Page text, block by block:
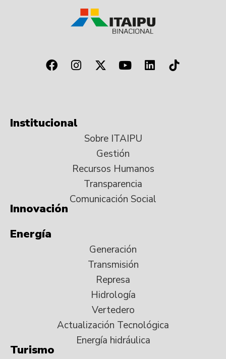
Institucional
Sobre ITAIPU
Gestión
Recursos Humanos
Transparencia
Comunicación Social
Innovación
Energía
Generación
Transmisión
Represa
Hidrología
Vertedero
Actualización Tecnológica
Energía hidráulica
Turismo